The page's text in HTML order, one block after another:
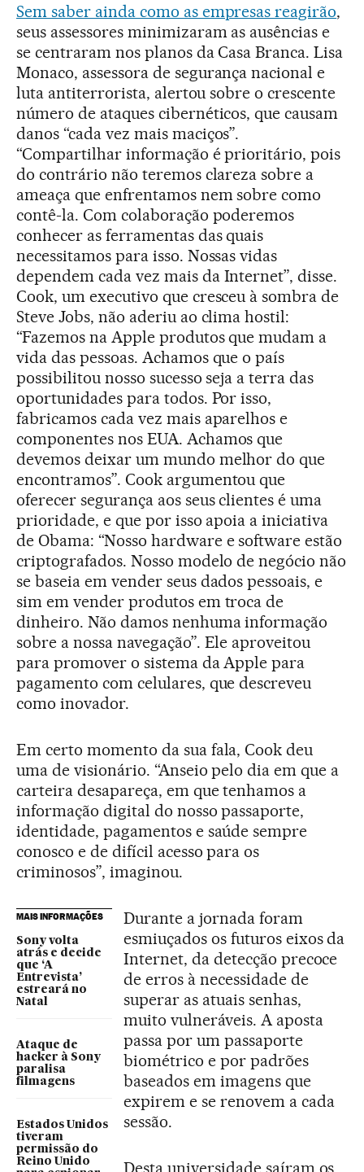
Sem saber ainda como as empresas reagirão,
seus assessores minimizaram as ausências e
se centraram nos planos da Casa Branca. Lisa
Monaco, assessora de segurança nacional e
luta antiterrorista, alertou sobre o crescente
número de ataques cibernéticos, que causam
danos “cada vez mais maciços”.
“Compartilhar informação é prioritário, pois
do contrário não teremos clareza sobre a
ameaça que enfrentamos nem sobre como
contê-la. Com colaboração poderemos
conhecer as ferramentas das quais
necessitamos para isso. Nossas vidas
dependem cada vez mais da Internet”, disse.
Cook, um executivo que cresceu à sombra de
Steve Jobs, não aderiu ao clima hostil:
“Fazemos na Apple produtos que mudam a
vida das pessoas. Achamos que o país
possibilitou nosso sucesso seja a terra das
oportunidades para todos. Por isso,
fabricamos cada vez mais aparelhos e
componentes nos EUA. Achamos que
devemos deixar um mundo melhor do que
encontramos”. Cook argumentou que
oferecer segurança aos seus clientes é uma
prioridade, e que por isso apoia a iniciativa
de Obama: “Nosso hardware e software estão
criptografados. Nosso modelo de negócio não
se baseia em vender seus dados pessoais, e
sim em vender produtos em troca de
dinheiro. Não damos nenhuma informação
sobre a nossa navegação”. Ele aproveitou
para promover o sistema da Apple para
pagamento com celulares, que descreveu
como inovador.
Em certo momento da sua fala, Cook deu
uma de visionário. “Anseio pelo dia em que a
carteira desapareça, em que tenhamos a
informação digital do nosso passaporte,
identidade, pagamentos e saúde sempre
conosco e de difícil acesso para os
criminosos”, imaginou.
MAIS INFORMAÇÕES
Sony volta
atrás e decide
que ‘A
Entrevista’
estreará no
Natal
Ataque de
hacker à Sony
paralisa
filmagens
Estados Unidos
tiveram
permissão do
Reino Unido
Durante a jornada foram
esmiuçados os futuros eixos da
Internet, da detecção precoce
de erros à necessidade de
superar as atuais senhas,
muito vulneráveis. A aposta
passa por um passaporte
biométrico e por padrões
baseados em imagens que
expirem e se renovem a cada
sessão.
Desta universidade saíram os